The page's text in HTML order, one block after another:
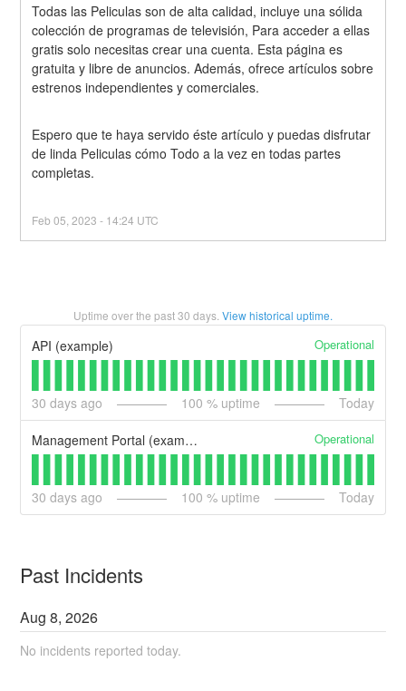
Todas las Peliculas son de alta calidad, incluye una sólida
colección de programas de televisión, Para acceder a ellas
gratis solo necesitas crear una cuenta. Esta página es
gratuita y libre de anuncios. Además, ofrece artículos sobre
estrenos independientes y comerciales.
Espero que te haya servido éste artículo y puedas disfrutar
de linda Peliculas cómo Todo a la vez en todas partes
completas.
Feb05 ,2023 - 14:24 UTC
Uptime over the past30 days. View historical uptime.
API (example) Operational
30 days ago 100 % uptime Today
Management Portal (example) Operational
30 days ago 100 % uptime Today
Past Incidents
Aug8,2026
No incidents reported today.